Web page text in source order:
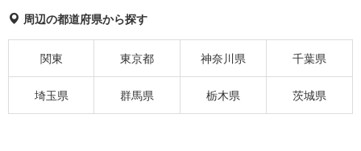
周辺の都道府県から探す
関東 東京都 神奈川県 千葉県
埼玉県 群馬県 栃木県 茨城県